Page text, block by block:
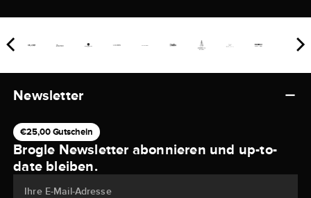
Newsletter
€25,00 Gutschein
Brogle Newsletter abonnieren und up-to-
date bleiben.
Ihre E-Mail-Adresse